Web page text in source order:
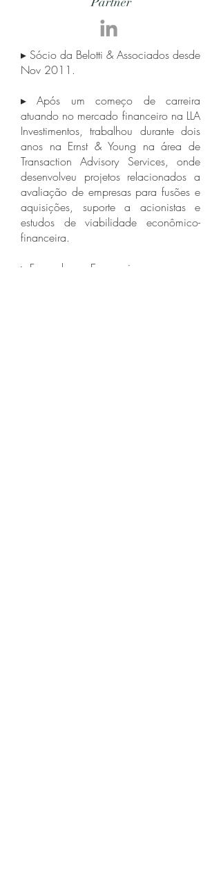
▸ Sócio da Belotti & Associados desde
Nov 2011.
▸ Após um começo de carreira
atuando no mercado financeiro na LLA
Investimentos, trabalhou durante dois
anos na Ernst & Young na área de
Transaction Advisory Services, onde
desenvolveu projetos relacionados a
avaliação de empresas para fusões e
aquisições, suporte a acionistas e
estudos de viabilidade econômico-
financeira.
▸ Formado em Economia na